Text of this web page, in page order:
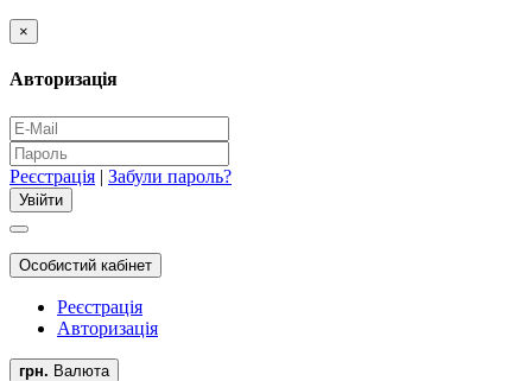
×
Авторизація
Реєстрація | Забули пароль?
Особистий кабінет
Реєстрація
Авторизація
грн. Валюта